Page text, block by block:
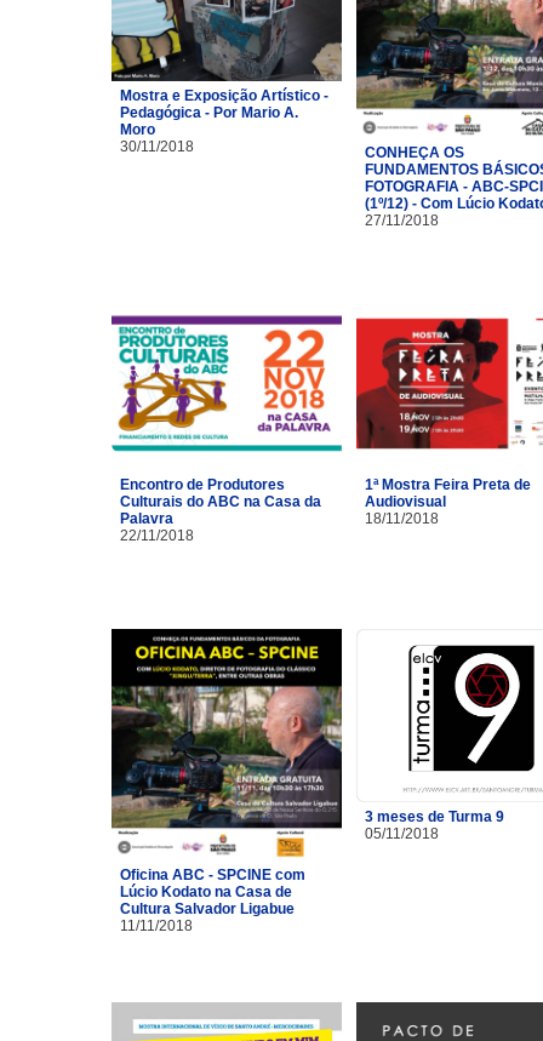
Mostra e Exposição Artístico -
Pedagógica - Por Mario A.
Moro
30/11/2018
CONHEÇA OS
FUNDAMENTOS
FOTOGRAFIA - ABC-
(1º/12) - Com Lúcio
27/11/2018
Encontro de Produtores
Culturais do ABC na Casa da
Palavra
22/11/2018
1ª Mostra Feira Preta de
Audiovisual
18/11/2018
Oficina ABC - SPCINE com
Lúcio Kodato na Casa de
Cultura Salvador Ligabue
11/11/2018
3 meses de Turma 9
05/11/2018